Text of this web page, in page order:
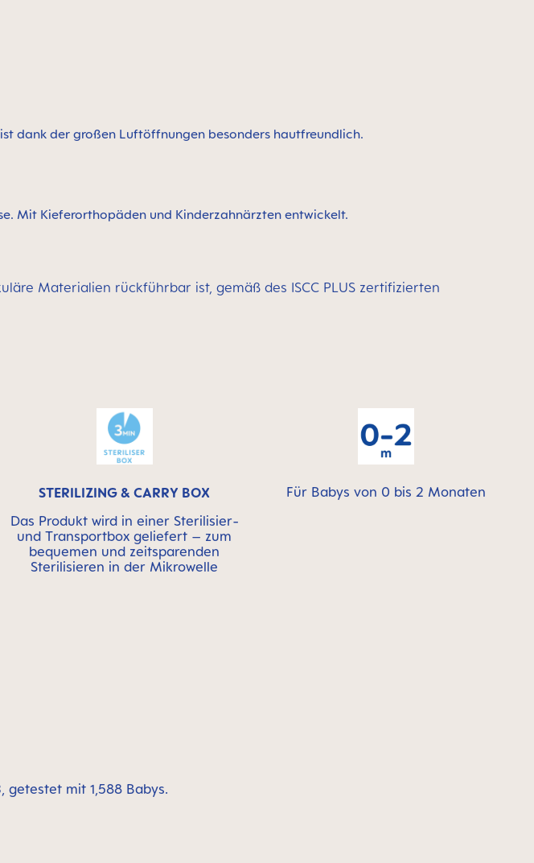
dank der großen Luftöffnungen besonders hautfreundlich.
Mit Kieferorthopäden und Kinderzahnärzten entwickelt.
Materialien rückführbar ist, gemäß des ISCC PLUS zertifizierten
STERILIZING & CARRY BOX
Das Produkt wird in einer Sterilisier-
und Transportbox geliefert – zum
bequemen und zeitsparenden
Sterilisieren in der Mikrowelle
Für Babys von 0 bis 2 Monaten
mit 1,588 Babys.